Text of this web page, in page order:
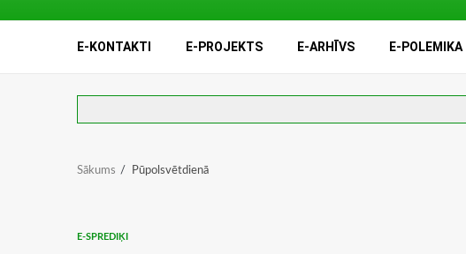
E-KONTAKTI E-PROJEKTS E-ARHĪVS E-POLEMIKA
Sākums Pūpolsvētdienā
E-SPREDIĶI